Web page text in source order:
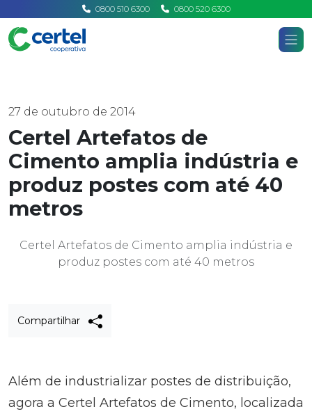
0800 510 6300 0800 520 6300
Certel
27 de outubro de 2014
Certel Artefatos de
Cimento amplia indústria e
produz postes com até 40
metros
Certel Artefatos de Cimento amplia indústria e
produz postes com até 40 metros
Compartilhar
Além de industrializar postes de distribuição,
agora a Certel Artefatos de Cimento, localizada